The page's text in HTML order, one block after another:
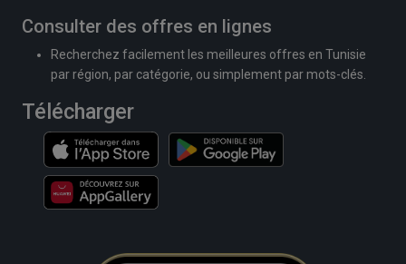
Consulter des offres en lignes
Recherchez facilement les meilleures offres en Tunisie
par région, par catégorie, ou simplement par mots-clés.
Télécharger